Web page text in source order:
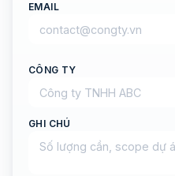
EMAIL
CÔNG TY
GHI CHÚ